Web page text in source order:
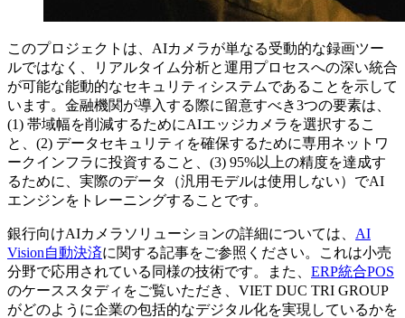
このプロジェクトは、AIカメラが単なる受動的な録画ツー
ルではなく、リアルタイム分析と運用プロセスへの深い統合
が可能な能動的なセキュリティシステムであることを示して
います。金融機関が導入する際に留意すべき3つの要素は、
(1) 帯域幅を削減するためにAIエッジカメラを選択するこ
と、(2) データセキュリティを確保するために専用ネットワ
ークインフラに投資すること、(3) 95%以上の精度を達成す
るために、実際のデータ（汎用モデルは使用しない）でAI
エンジンをトレーニングすることです。
銀行向けAIカメラソリューションの詳細については、 AI
Vision自動決済に関する記事をご参照ください。これは小売
分野で応用されている同様の技術です。また、 ERP統合POS
のケーススタディをご覧いただき、VIET DUC TRI GROUP
がどのように企業の包括的なデジタル化を実現しているかを